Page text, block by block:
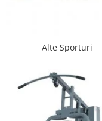
Scaune auto 15 kg +
Inaltatoare auto copii
Scaune auto ISOFIX
Alte Sporturi